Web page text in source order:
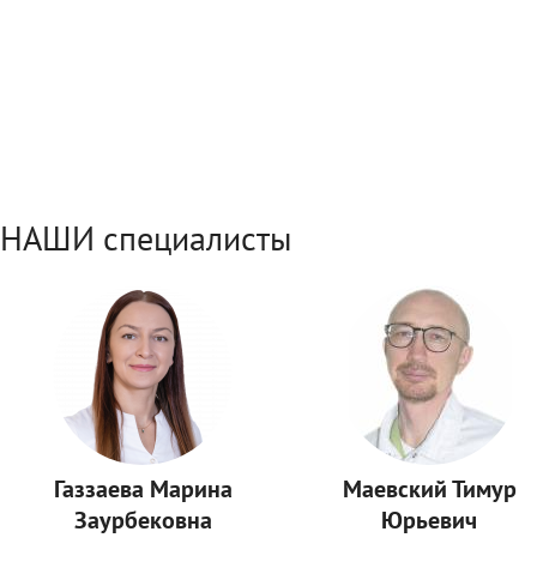
НАШИ специалисты
Газзаева Марина
Заурбековна
Маевский Тимур
Юрьевич